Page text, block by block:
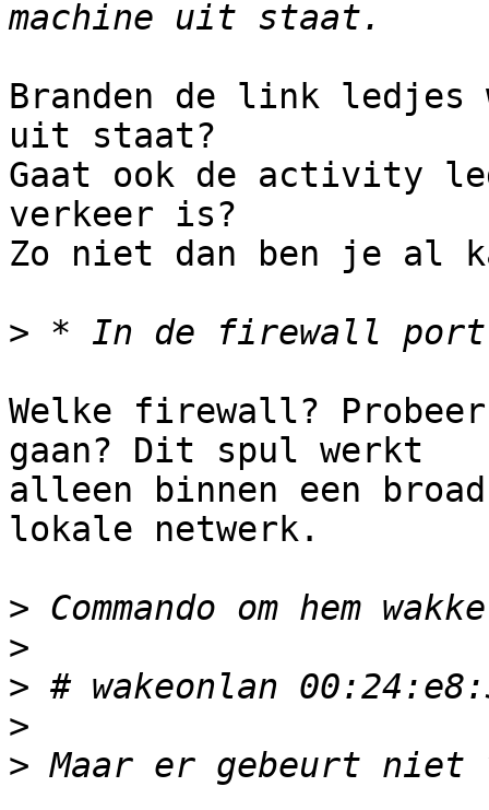
Branden de link
uit staat?
Gaat ook de activity
verkeer is?
Zo niet dan ben je al
>
Welke firewall?
gaan? Dit spul werkt
alleen binnen een
lokale netwerk.
>
>
>
>
>